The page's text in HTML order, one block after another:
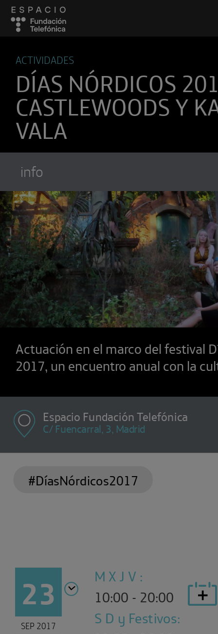
ACTIVIDADES
DÍAS NÓRDICOS
CASTLEWOODS Y
VALA
info
Actuación en el marco del festival
2017, un encuentro anual con la
Espacio Fundación Telefónica
C/ Fuencarral, 3, Madrid
#DíasNórdicos2017
23
SEP 2017
M X J V :
10:00 - 20:00
S D y Festivos: